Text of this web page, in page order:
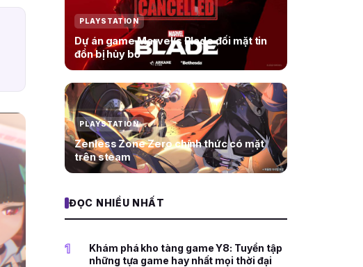
PLAYSTATION
Dự án game Marvel’s Blade đối mặt tin
đồn bị hủy bỏ
PLAYSTATION
Zenless Zone Zero chính thức có mặt
trên steam
ĐỌC NHIỀU NHẤT
1
Khám phá kho tàng game Y8: Tuyển tập
những tựa game hay nhất mọi thời đại